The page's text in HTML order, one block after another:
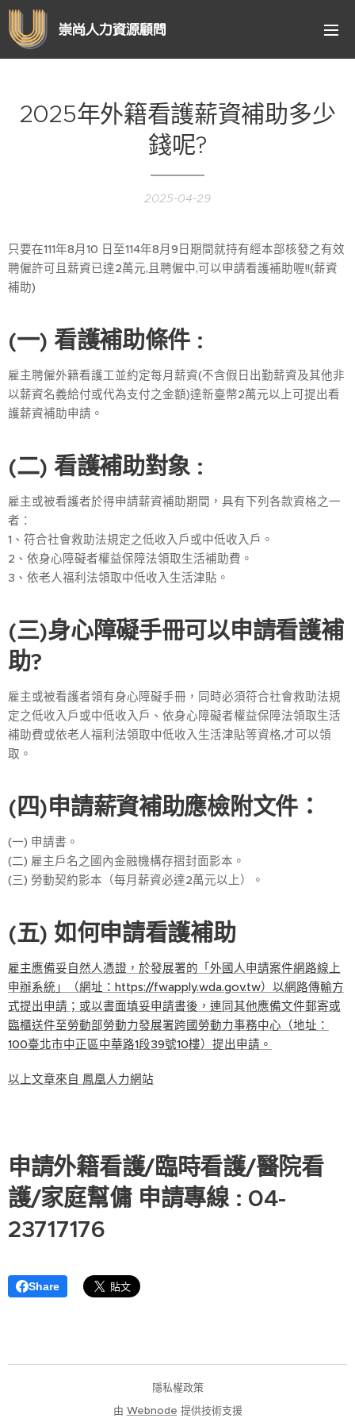
崇尚人力資源顧問
2025年外籍看護薪資補助多少
錢呢?
2025-04-29
只要在111年8月10 日至114年8月9日期間就持有經本部核發之有效
聘僱許可且薪資已達2萬元,且聘僱中,可以申請看護補助喔!!(薪資
補助)
(一) 看護補助條件 :
雇主聘僱外籍看護工並約定每月薪資(不含假日出勤薪資及其他非
以薪資名義給付或代為支付之金額)達新臺幣2萬元以上可提出看
護薪資補助申請。
(二) 看護補助對象 :
雇主或被看護者於得申請薪資補助期間，具有下列各款資格之一
者：
1、符合社會救助法規定之低收入戶或中低收入戶。
2、依身心障礙者權益保障法領取生活補助費。
3、依老人福利法領取中低收入生活津貼。
(三)身心障礙手冊可以申請看護補
助?
雇主或被看護者領有身心障礙手冊，同時必須符合社會救助法規
定之低收入戶或中低收入戶、依身心障礙者權益保障法領取生活
補助費或依老人福利法領取中低收入生活津貼等資格,才可以領
取。
(四)申請薪資補助應檢附文件：
(一) 申請書。
(二) 雇主戶名之國內金融機構存摺封面影本。
(三) 勞動契約影本（每月薪資必達2萬元以上）。
(五) 如何申請看護補助
雇主應備妥自然人憑證，於發展署的「外國人申請案件網路線上
申辦系統」（網址：https://fwapply.wda.gov.tw）以網路傳輸方
式提出申請；或以書面填妥申請書後，連同其他應備文件郵寄或
臨櫃送件至勞動部勞動力發展署跨國勞動力事務中心（地址：
100臺北市中正區中華路1段39號10樓）提出申請。
以上文章來自 鳳凰人力網站
申請外籍看護/臨時看護/醫院看
護/家庭幫傭 申請專線 : 04-
23717176
Share
隱私權政策
由 Webnode 提供技術支援